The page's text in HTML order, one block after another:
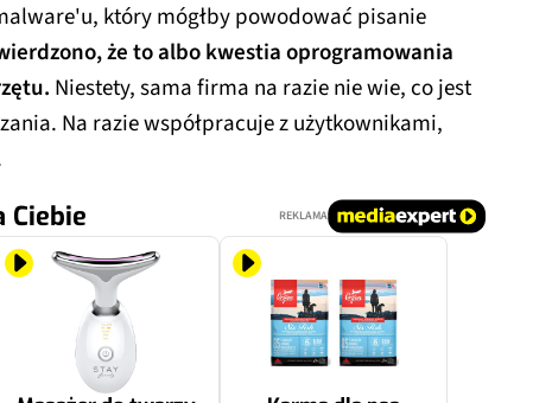
który mógłby powodować pisanie
że to albo kwestia oprogramowania
Niestety, sama firma na razie nie wie, co jest
Na razie współpracuje z użytkownikami,
Ciebie REKLAMA